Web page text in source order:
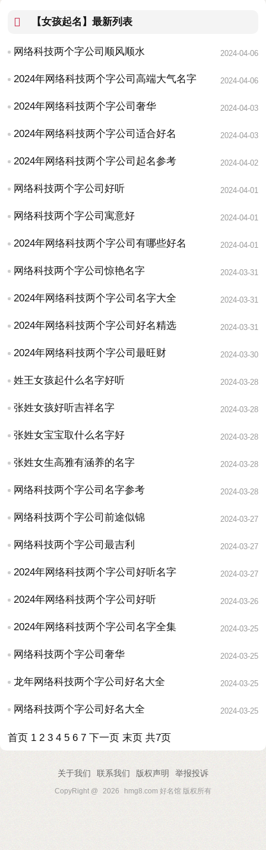
【女孩起名】最新列表
网络科技两个字公司顺风顺水 2024-04-06
2024年网络科技两个字公司高端大气名字 2024-04-06
2024年网络科技两个字公司奢华 2024-04-03
2024年网络科技两个字公司适合好名 2024-04-03
2024年网络科技两个字公司起名参考 2024-04-02
网络科技两个字公司好听 2024-04-01
网络科技两个字公司寓意好 2024-04-01
2024年网络科技两个字公司有哪些好名 2024-04-01
网络科技两个字公司惊艳名字 2024-03-31
2024年网络科技两个字公司名字大全 2024-03-31
2024年网络科技两个字公司好名精选 2024-03-31
2024年网络科技两个字公司最旺财 2024-03-30
姓王女孩起什么名字好听 2024-03-28
张姓女孩好听吉祥名字 2024-03-28
张姓女宝宝取什么名字好 2024-03-28
张姓女生高雅有涵养的名字 2024-03-28
网络科技两个字公司名字参考 2024-03-28
网络科技两个字公司前途似锦 2024-03-27
网络科技两个字公司最吉利 2024-03-27
2024年网络科技两个字公司好听名字 2024-03-27
2024年网络科技两个字公司好听 2024-03-26
2024年网络科技两个字公司名字全集 2024-03-25
网络科技两个字公司奢华 2024-03-25
龙年网络科技两个字公司好名大全 2024-03-25
网络科技两个字公司好名大全 2024-03-25
首页 1 2 3 4 5 6 7 下一页 末页 共7页
关于我们 联系我们 版权声明 举报投诉
CopyRight @ 2026 hmg8.com 好名馆 版权所有